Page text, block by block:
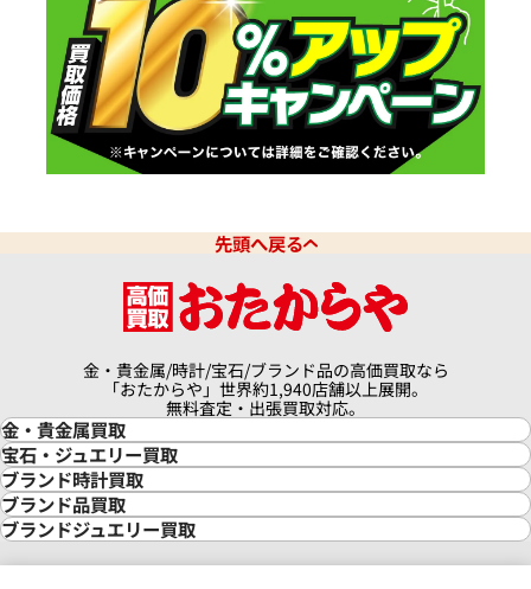
先頭へ戻る
金・貴金属/時計/宝石/ブランド品の高価買取なら
「おたからや」世界約1,940店舗以上展開。
無料査定・出張買取対応。
金・貴金属買取
金買取
金の相場価格情報
金の参考買取価格一覧
インゴット買取
インゴットの相場価格情報
24金買取
宝石・ジュエリー買取
宝石・ジュエリー買取
ダイヤモンド買取
ダイヤモンド・宝石の参考価格一覧
リング・結婚指輪買取
エメラルド買取
ブランド時計買取
時計買取
ロレックス買取
ロレックス デイトナ買取
ロレックス サブマリーナー買取
ブランド品買取
ブランド買取
ブランドジュエリー買取